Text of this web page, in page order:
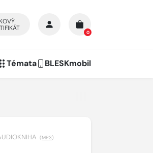
0
Témata BLESKmobil
(MP3)